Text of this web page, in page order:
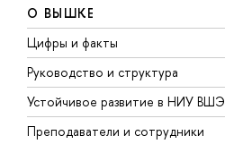
О ВЫШКЕ
Цифры и факты
Руководство и структура
Устойчивое развитие в НИУ ВШЭ
Преподаватели и сотрудники